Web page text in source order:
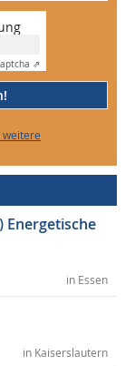
⇗
weitere
in Essen
in Kaiserslautern